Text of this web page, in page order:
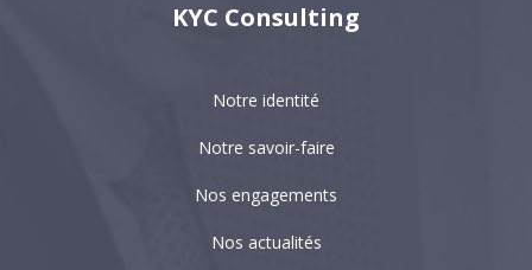
KYC Consulting
Notre identité
Notre savoir-faire
Nos engagements
Nos actualités